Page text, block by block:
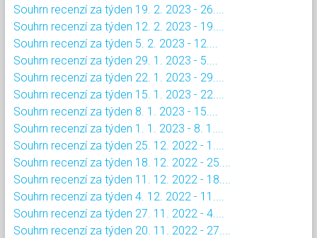
Souhrn recenzí za týden 19. 2. 2023 - 26....
Souhrn recenzí za týden 12. 2. 2023 - 19....
Souhrn recenzí za týden 5. 2. 2023 - 12....
Souhrn recenzí za týden 29. 1. 2023 - 5....
Souhrn recenzí za týden 22. 1. 2023 - 29....
Souhrn recenzí za týden 15. 1. 2023 - 22....
Souhrn recenzí za týden 8. 1. 2023 - 15....
Souhrn recenzí za týden 1. 1. 2023 - 8. 1....
Souhrn recenzí za týden 25. 12. 2022 - 1....
Souhrn recenzí za týden 18. 12. 2022 - 25....
Souhrn recenzí za týden 11. 12. 2022 - 18....
Souhrn recenzí za týden 4. 12. 2022 - 11....
Souhrn recenzí za týden 27. 11. 2022 - 4....
Souhrn recenzí za týden 20. 11. 2022 - 27....